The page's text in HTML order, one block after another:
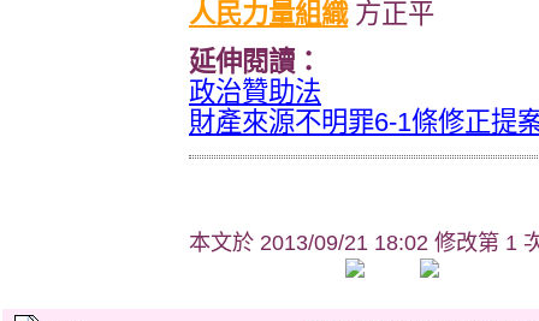
人民力量組織方正平
延伸閱讀：
政治贊助法
財產來源不明罪6-1條修正提
本文於 2013/09/21 18:02 修改第 1